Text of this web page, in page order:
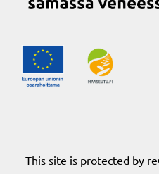
This site is protected by